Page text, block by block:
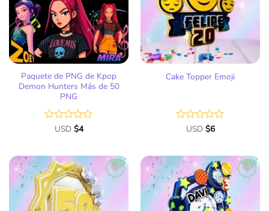
deseos
Paquete de PNG de Kpop
Demon Hunters Más de 50
PNG
Valorado
de
5
USD $4
deseos
Cake Topper Emoji
Valorado
de
5
USD $6
Añadir